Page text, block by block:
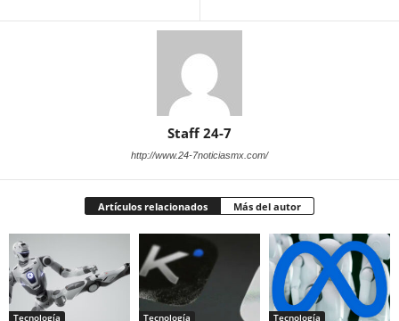
Staff 24-7
http://www.24-7noticiasmx.com/
Artículos relacionados Más del autor
Tecnología Tecnología Tecnología